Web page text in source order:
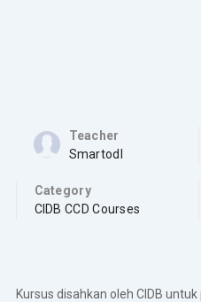
Teacher
Smartodl
Category
CIDB CCD Courses
Kursus disahkan oleh CIDB